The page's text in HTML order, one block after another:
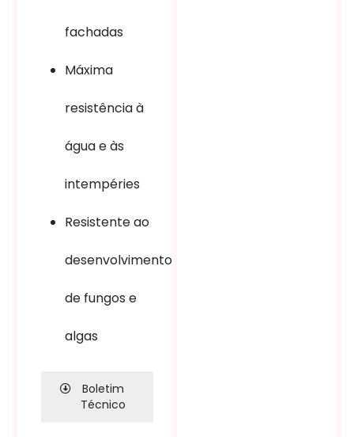
fachadas
Máxima
resistência à
água e às
intempéries
Resistente ao
desenvolvimento
de fungos e
algas
Boletim
Técnico